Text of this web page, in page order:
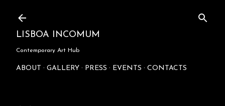
LISBOA INCOMUM
Contemporary Art Hub
ABOUT GALLERY PRESS EVENTS CONTACTS